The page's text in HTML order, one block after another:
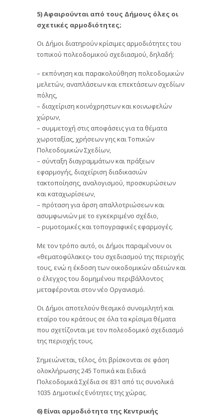
5) Αφαιρούνται από τους Δήμους όλες οι
σχετικές αρμοδιότητες;
Οι Δήμοι διατηρούν κρίσιμες αρμοδιότητες του
τοπικού πολεοδομικού σχεδιασμού, δηλαδή:
– εκπόνηση και παρακολούθηση πολεοδομικών
μελετών, αναπλάσεων και επεκτάσεων σχεδίων
πόλης,
– διαχείριση κοινόχρηστων και κοινωφελών
χώρων,
– συμμετοχή στις αποφάσεις για τα θέματα
χωροταξίας, χρήσεων γης και Τοπικών
Πολεοδομικών Σχεδίων,
– σύνταξη διαγραμμάτων και πράξεων
εφαρμογής, διαχείριση διαδικασιών
τακτοποίησης, αναλογισμού, προσκυρώσεων
και καταχωρίσεων,
– πρόταση για άρση απαλλοτριώσεων και
ασυμφωνιών με το εγκεκριμένο σχέδιο,
– ρυμοτομικές και τοπογραφικές εφαρμογές.
Με τον τρόπο αυτό, οι Δήμοι παραμένουν οι
«θεματοφύλακες» του σχεδιασμού της περιοχής
τους, ενώ η έκδοση των οικοδομικών αδειών και
ο έλεγχος του δομημένου περιβάλλοντος
μεταφέρονται στον νέο Οργανισμό.
Οι Δήμοι αποτελούν θεσμικό συνομιλητή και
εταίρο του κράτους σε όλα τα κρίσιμα θέματα
που σχετίζονται με τον πολεοδομικό σχεδιασμό
της περιοχής τους.
Σημειώνεται, τέλος, ότι βρίσκονται σε φάση
ολοκλήρωσης 245 Τοπικά και Ειδικά
Πολεοδομικά Σχέδια σε 831 από τις συνολικά
1035 Δημοτικές Ενότητες της χώρας.
6) Είναι αρμοδιότητα της Κεντρικής